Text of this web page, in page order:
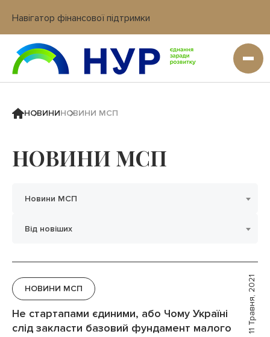
Навігатор фінансової підтримки
Вхід в кабінет IT платформи
НОВИНИНОВИНИ МСП
НОВИНИ МСП
Новини МСП
Від новіших
11 Травня, 2021
НОВИНИ МСП
Не стартапами єдиними, або Чому Україні
слід закласти базовий фундамент малого